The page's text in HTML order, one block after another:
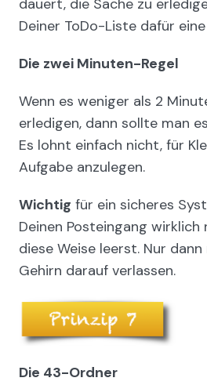
dauert, die Sache zu
Deiner ToDo-Liste dafür
Die zwei Minuten-Regel
Wenn es weniger als 2
erledigen, dann sollte man
Es lohnt einfach nicht, für
Aufgabe anzulegen.
Wichtig für ein sicheres
Deinen Posteingang
diese Weise leerst. Nur
Gehirn darauf verlassen.
Die 43-Ordner